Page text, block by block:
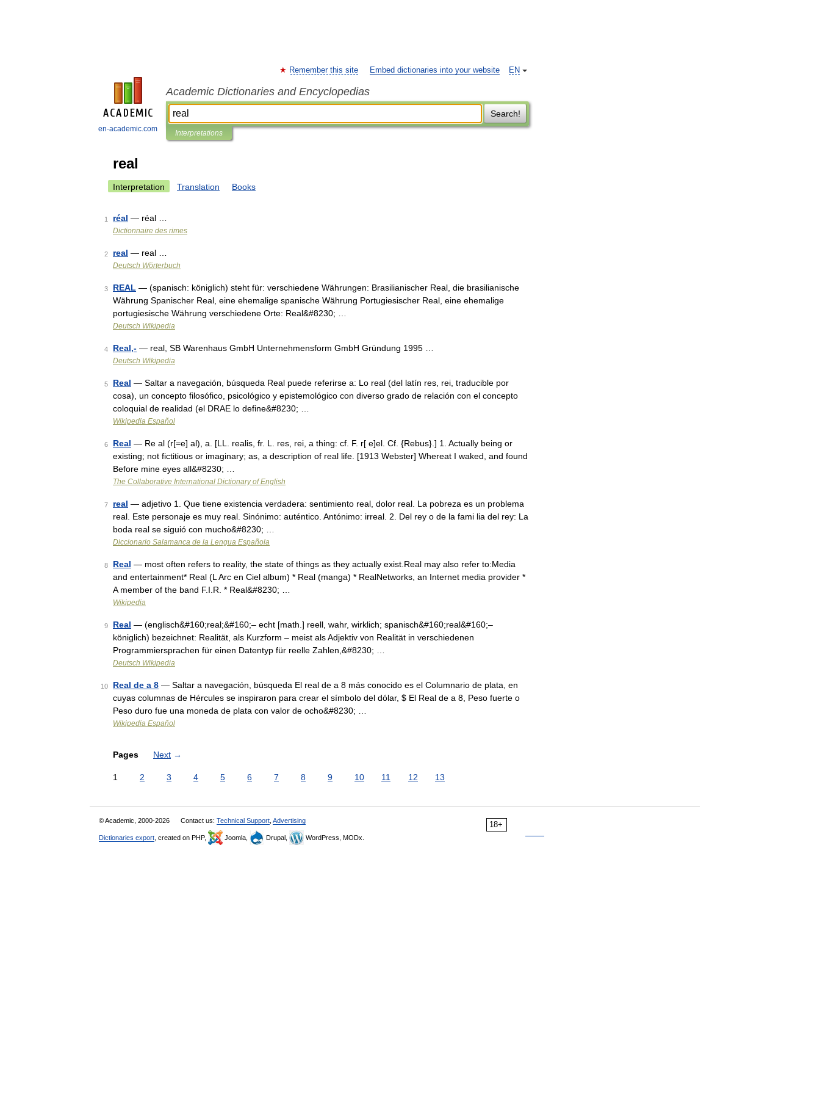
en-academic.com
EN
Remember this site Embed dictionaries into your website
Academic Dictionaries and Encyclopedias
Search!
Interpretations
real
Interpretation Translation Books
1 réal — réal …
Dictionnaire des rimes
2 real — real …
Deutsch Wörterbuch
3 REAL — (spanisch: königlich) steht für: verschiedene Währungen: Brasilianischer Real, die brasilianische
Währung Spanischer Real, eine ehemalige spanische Währung Portugiesischer Real, eine ehemalige
portugiesische Währung verschiedene Orte: Real&#8230; …
Deutsch Wikipedia
4 Real,- — real, SB Warenhaus GmbH Unternehmensform GmbH Gründung 1995 …
Deutsch Wikipedia
5 Real — Saltar a navegación, búsqueda Real puede referirse a: Lo real (del latín res, rei, traducible por
cosa), un concepto filosófico, psicológico y epistemológico con diverso grado de relación con el concepto
coloquial de realidad (el DRAE lo define&#8230; …
Wikipedia Español
6 Real — Re al (r[=e] al), a. [LL. realis, fr. L. res, rei, a thing: cf. F. r[ e]el. Cf. {Rebus}.] 1. Actually being or
existing; not fictitious or imaginary; as, a description of real life. [1913 Webster] Whereat I waked, and found
Before mine eyes all&#8230; …
The Collaborative International Dictionary of English
7 real — adjetivo 1. Que tiene existencia verdadera: sentimiento real, dolor real. La pobreza es un problema
real. Este personaje es muy real. Sinónimo: auténtico. Antónimo: irreal. 2. Del rey o de la fami lia del rey: La
boda real se siguió con mucho&#8230; …
Diccionario Salamanca de la Lengua Española
8 Real — most often refers to reality, the state of things as they actually exist.Real may also refer to:Media
and entertainment* Real (L Arc en Ciel album) * Real (manga) * RealNetworks, an Internet media provider *
A member of the band F.I.R. * Real&#8230; …
Wikipedia
9 Real — (englisch&#160;real;&#160;– echt [math.] reell, wahr, wirklich; spanisch&#160;real&#160;–
königlich) bezeichnet: Realität, als Kurzform – meist als Adjektiv von Realität in verschiedenen
Programmiersprachen für einen Datentyp für reelle Zahlen,&#8230; …
Deutsch Wikipedia
10 Real de a 8 — Saltar a navegación, búsqueda El real de a 8 más conocido es el Columnario de plata, en
cuyas columnas de Hércules se inspiraron para crear el símbolo del dólar, $ El Real de a 8, Peso fuerte o
Peso duro fue una moneda de plata con valor de ocho&#8230; …
Wikipedia Español
Pages Next →
1 2 3 4 5 6 7 8 9 10 11 12 13
18+
© Academic, 2000-2026 Contact us: Technical Support Advertising
Dictionaries export , created on PHP, Joomla, Drupal, WordPress, MODx.